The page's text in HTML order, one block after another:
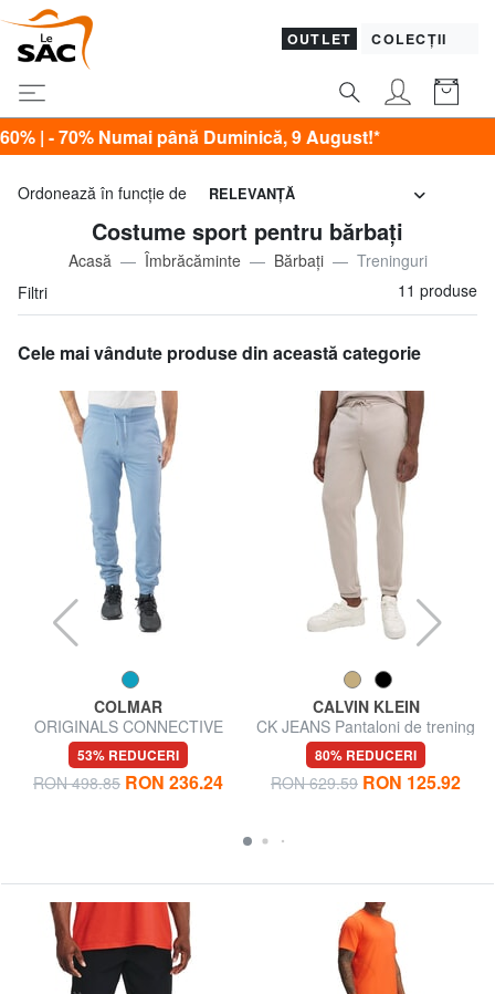
OUTLET COLECȚII
Numai până Duminică, 9 August!*
Ordonează în funcţie de RELEVANŢĂ
Costume sport pentru bărbați
Acasă Îmbrăcăminte Bărbaţi
Treninguri
Filtri
11 produse
Cele mai vândute produse din această categorie
COLMAR
ORIGINALS CONNECTIVE
Pantaloni de trening
53% REDUCERI
RON 498.85 RON 236.24
CALVIN KLEIN
CK JEANS Pantaloni de trening
80% REDUCERI
RON 629.59 RON 125.92